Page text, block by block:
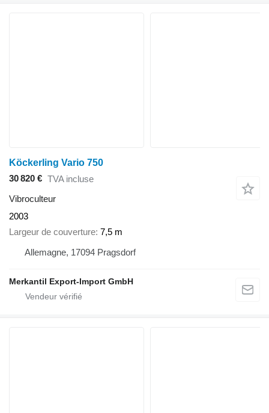
Köckerling Vario 750
30 820 € TVA incluse
Vibroculteur
2003
Largeur de couverture 7,5 m
Allemagne, 17094 Pragsdorf
Merkantil Export-Import GmbH